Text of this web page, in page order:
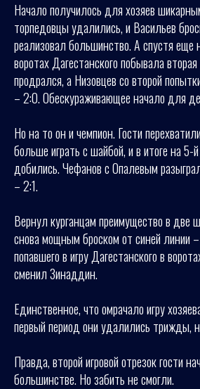
Начало получилось для хозяев
торпедовцы удалились, и Васильев
реализовал большинство. А спустя еще
воротах Дагестанского побывала
продрался, а Низовцев со второй
– 2:0. Обескураживающее начало для
Но на то он и чемпион. Гости
больше играть с шайбой, и в итоге на 5-
добились. Чефанов с Опалевым
– 2:1.
Вернул курганцам преимущество в
снова мощным броском от синей линии
попавшего в игру Дагестанского в
сменил Зинаддин.
Единственное, что омрачало игру
первый период они удалились трижды,
Правда, второй игровой отрезок гости
большинстве. Но забить не смогли.